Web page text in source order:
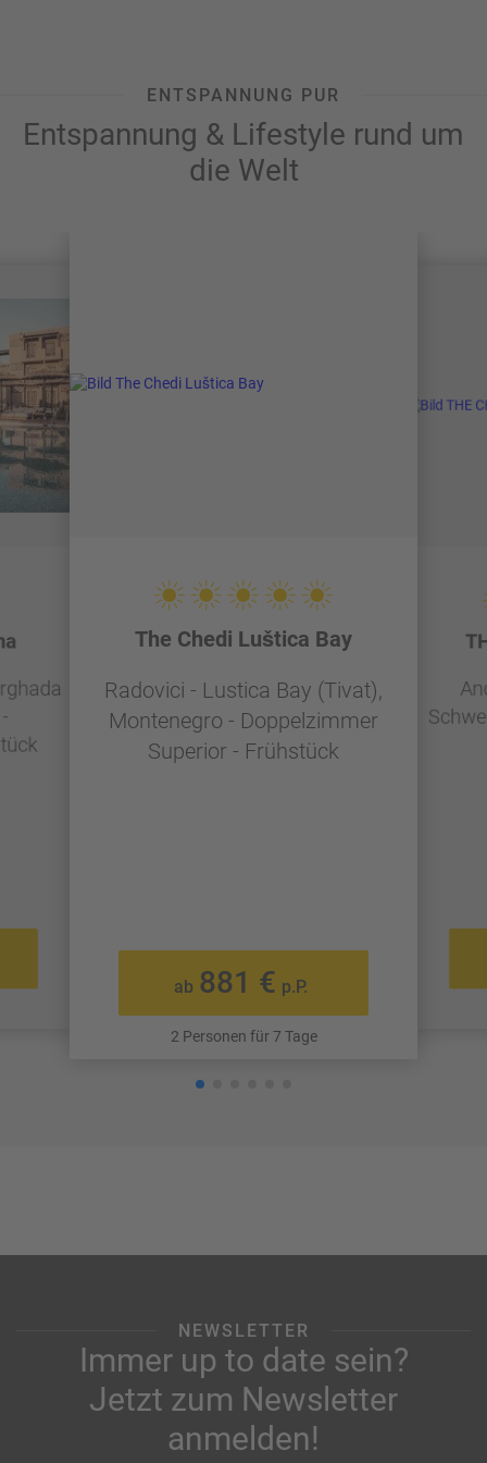
ENTSPANNUNG PUR
Entspannung & Lifestyle rund um
die Welt
The Chedi Luštica Bay
Radovici - Lustica Bay (Tivat),
Montenegro - Doppelzimmer
Superior - Frühstück
ab 881 € p.P.
2 Personen für 7 Tage
NEWSLETTER
Immer up to date sein?
Jetzt zum Newsletter
anmelden!